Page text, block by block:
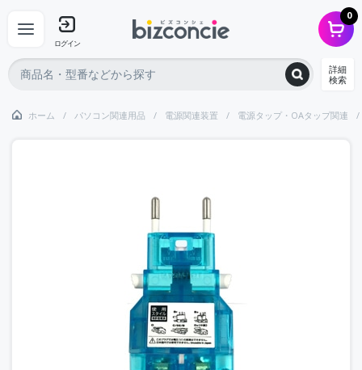
ログイン
0
詳細
検索
ホーム パソコン関連用品 電源関連装置 電源タップ・OAタップ関連